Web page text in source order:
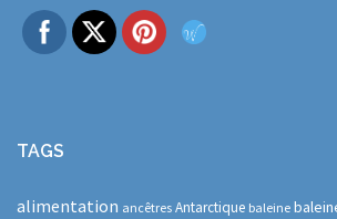
TAGS
alimentation ancêtres Antarctique baleine